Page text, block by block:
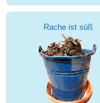
Rache ist süß